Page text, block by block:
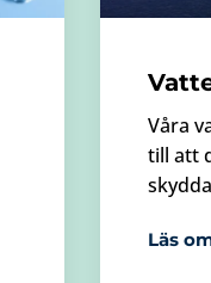
Våra
till att
Läs